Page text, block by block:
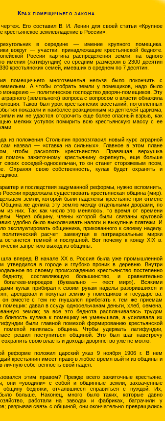
Крах помещичьего закона
Его составил В. И. Ленин для своей статьи «Крупное
землевладение в России».
в середине — имение крупного помещика.
вокруг — участки, принадлежащие крестьянской бедноте.
России картина распределения земли: на одного
имения (латифундии) со средним размером в 2300 десятин
крестьянских семей, имевших в среднем по 7 десятин.
помещичьего многоземелья нельзя было покончить с
А чтобы отобрать земли у помещиков, надо было
монархию — политическое господство дворян-помещиков. Эту
(земельного) вопроса с вопросом о власти обнажила
Таков был урок крестьянских восстаний, потопленных
показали и наиболее реакционным из деятелей царизма,
им не удастся отсрочить еще более опасный взрыв, как
мелких уступок помирить всю крестьянскую массу с ее
из положения Столыпин провозгласил новый курс аграрной
сам назвал — «ставка на сильных». Главное в этом плане
чтобы расколоть крестьянство. Правящая верхушка
помочь зажиточному крестьянину окрепнуть, еще больше
своих соседей-односельчан, то он станет сторожевым псом,
Охраняя свою собственность, кулак будет охранять и
и последствия задуманной реформы, нужно вспомнить,
России продолжала существовать крестьянская община (мир).
земли, которой были наделены крестьяне при отмене
Община же делила эту землю между отдельными дворами, по
из них. Так как число это менялось, то время от времени
Через общину, члены которой были связаны круговой
удобно было выколачивать налоги и выкупные платежи. И
эксплуатировать общинника, прикованного к своему наделу.
расчет: замкнутая в патриархальные мирки
останется темной и послушной. Вот почему к концу XIX в.
запретило выход из общины.
шла вперед. В начале XX в. Россия была уже промышленной
утвердился в городе и глубоко проник в деревню. Внутри
по своему происхождению крестьянство постепенно
составляющую большинство, и сравнительно
богатеев-мироедов (буквально — «ест мир»). Всякими
кулак прибирал к своим рукам наделы разорившихся и
арендовал и покупал землю у помещиков и государства.
он вместе с тем не гнушался прибегать к тем же приемам
помещик: давал в ссуду односельчанам деньги, хлеб, семена,
землю; за все это беднота расплачивалась трудом
близость кулака к помещику не уменьшала, а усиливала их
были главной помехой формированию крестьянской
помехой являлась община. Чтобы удержать латифундии,
решил поступиться общиной. Это был шаг навстречу
свою власть и доходы дворянство уже не могло.
реформе положил царский указ 9 ноября 1906 г. В нем
крестьянин имеет право в любое время выйти из общины и
личную собственность свой надел.
этим правом? Прежде всего зажиточные крестьяне.
они «уводили» с собой и общинные земли, захваченные
бедняки, отчаявшиеся справиться с нуждой. Их,
больше. Наконец, много было таких, которые давно
работали на заводах и фабриках, батрачили у
разрывая связь с общиной, они окончательно превращались